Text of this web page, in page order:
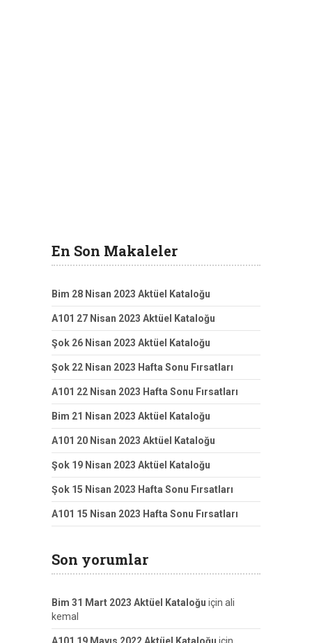
En Son Makaleler
Bim 28 Nisan 2023 Aktüel Kataloğu
A101 27 Nisan 2023 Aktüel Kataloğu
Şok 26 Nisan 2023 Aktüel Kataloğu
Şok 22 Nisan 2023 Hafta Sonu Fırsatları
A101 22 Nisan 2023 Hafta Sonu Fırsatları
Bim 21 Nisan 2023 Aktüel Kataloğu
A101 20 Nisan 2023 Aktüel Kataloğu
Şok 19 Nisan 2023 Aktüel Kataloğu
Şok 15 Nisan 2023 Hafta Sonu Fırsatları
A101 15 Nisan 2023 Hafta Sonu Fırsatları
Son yorumlar
Bim 31 Mart 2023 Aktüel Kataloğu için ali
kemal